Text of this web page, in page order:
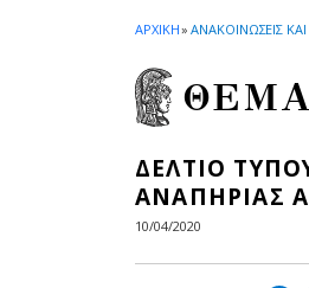
ΑΡΧΙΚΗ» ΑΝΑΚΟΙΝΩΣΕΙΣ
ΔΕΛΤΙΟ
ΑΝΑΠΗΡΙΑΣ
10/04/2020